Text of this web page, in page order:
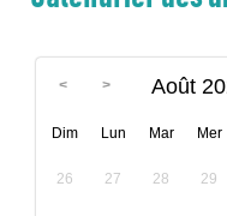
Août
Dim Lun Mar Mer
26 27 28 29